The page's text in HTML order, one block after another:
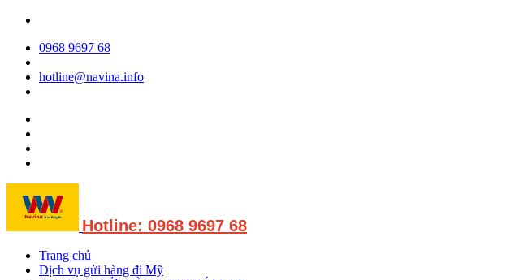
0968 9697 68
hotline@navina.info
Hotline: 0968 9697 68
Trang chủ
Dịch vụ gửi hàng đi Mỹ